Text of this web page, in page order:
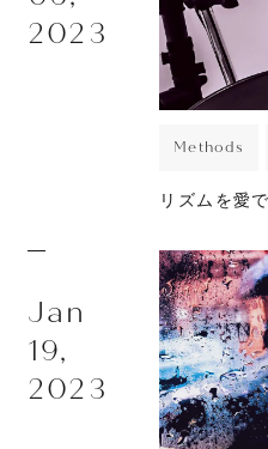
JOURNAL
ABOUT
CONTACT
2023
Methods
リズムを愛
Jan
19,
2023